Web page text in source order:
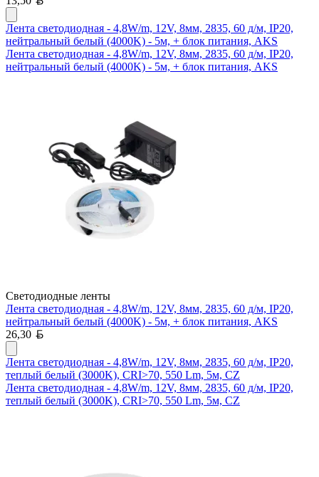
Лента светодиодная - 4,8W/m, 12V, 8мм, 2835, 60 д/м, IP20,
нейтральный белый (4000K) - 5м, + блок питания, AKS
Лента светодиодная - 4,8W/m, 12V, 8мм, 2835, 60 д/м, IP20,
нейтральный белый (4000K) - 5м, + блок питания, AKS
Светодиодные ленты
Лента светодиодная - 4,8W/m, 12V, 8мм, 2835, 60 д/м, IP20,
нейтральный белый (4000K) - 5м, + блок питания, AKS
26,30
Лента светодиодная - 4,8W/m, 12V, 8мм, 2835, 60 д/м, IP20,
теплый белый (3000K), CRI>70, 550 Lm, 5м, CZ
Лента светодиодная - 4,8W/m, 12V, 8мм, 2835, 60 д/м, IP20,
теплый белый (3000K), CRI>70, 550 Lm, 5м, CZ